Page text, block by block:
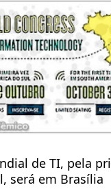
de TI, pela
será em Brasília